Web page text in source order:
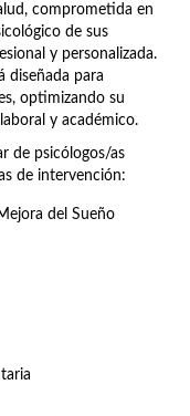
comprometida en
de sus
y personalizada.
diseñada para
optimizando su
y académico.
de psicólogos/as
de intervención:
del Sueño